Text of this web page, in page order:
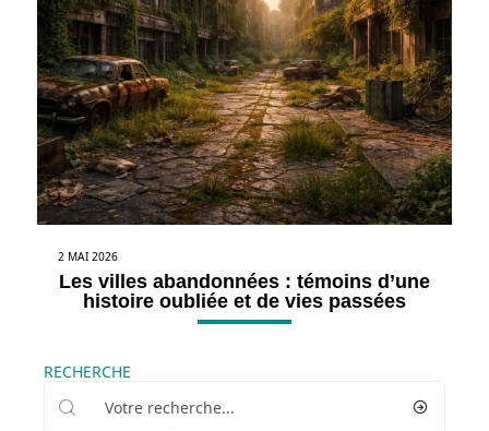
2 MAI 2026
Les villes abandonnées : témoins d’une
histoire oubliée et de vies passées
RECHERCHE